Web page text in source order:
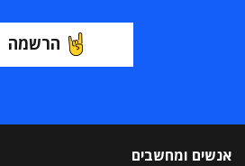
הרשמה
אנשים ומחשבים